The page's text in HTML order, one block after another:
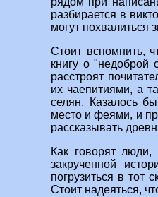
разбирается в
могут похвалиться
Стоит вспомнить,
книгу о "недоброй
расстроят
их чаепитиями, а
селян. Казалось
место и феями, и
рассказывать
Как говорят люди,
закрученной
погрузиться в тот
Стоит надеяться,